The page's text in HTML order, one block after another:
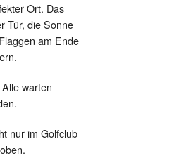
Ort. Das
Tür, die Sonne
am Ende
warten
nur im Golfclub